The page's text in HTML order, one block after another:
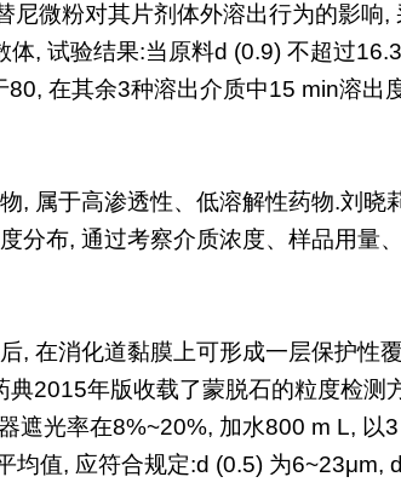
尼微粉对其片剂体外溶出行为的影响
, 试验结果:当原料d (0.9) 不超过
在其余3种溶出介质中15 min溶出
, 属于高渗透性、低溶解性药物.刘晓
分布, 通过考察介质浓度、样品用量
, 在消化道黏膜上可形成一层保护性
2015年版收载了蒙脱石的粒度检
遮光率在8%~20%, 加水800 m L,
均值, 应符合规定:d (0.5) 为6~23μm,